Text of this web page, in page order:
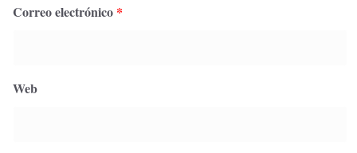
Correo electrónico *
Web